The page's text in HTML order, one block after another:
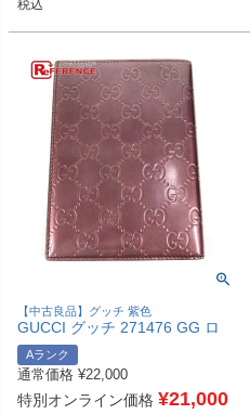
税込
【中古良品】グッチ 紫色
GUCCI グッチ 271476 GG ロ
ゴ ステーショナリー 手帳 メモ
帳 ケース ノートカバー レザー
ユニセックス パープル 【中
古】
Aランク
通常価格 ¥22,000
特別オンライン価格 ¥21,000